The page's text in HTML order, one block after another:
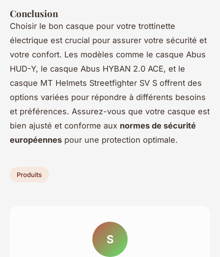
Conclusion
Choisir le bon casque pour votre trottinette
électrique est crucial pour assurer votre sécurité et
votre confort. Les modèles comme le casque Abus
HUD-Y, le casque Abus HYBAN 2.0 ACE, et le
casque MT Helmets Streetfighter SV S offrent des
options variées pour répondre à différents besoins
et préférences. Assurez-vous que votre casque est
bien ajusté et conforme aux normes de sécurité
européennes pour une protection optimale.
Produits
S